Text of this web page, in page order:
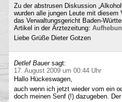
Zu der abstrusen Diskussion
wurden alle jungen Leute mit
das Verwaltungsgericht Baden-
Artikel in der Ärztezeitung:
Liebe Grüße Dieter Gotzen
Detlef Bauer sagt:
17. August 2009 um 00:44 Uhr
Hallo Hückeswagen,
auch wenn ich jetzt wieder vom ein
doch meinen Senf (!) dazugeben.